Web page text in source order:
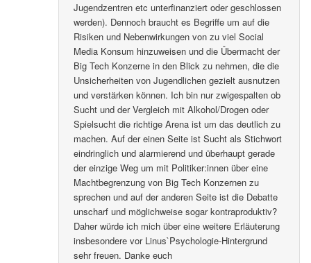
Jugendzentren etc unterfinanziert oder geschlossen
werden). Dennoch braucht es Begriffe um auf die
Risiken und Nebenwirkungen von zu viel Social
Media Konsum hinzuweisen und die Übermacht der
Big Tech Konzerne in den Blick zu nehmen, die die
Unsicherheiten von Jugendlichen gezielt ausnutzen
und verstärken können. Ich bin nur zwigespalten ob
Sucht und der Vergleich mit Alkohol/Drogen oder
Spielsucht die richtige Arena ist um das deutlich zu
machen. Auf der einen Seite ist Sucht als Stichwort
eindringlich und alarmierend und überhaupt gerade
der einzige Weg um mit Politiker:innen über eine
Machtbegrenzung von Big Tech Konzernen zu
sprechen und auf der anderen Seite ist die Debatte
unscharf und möglichweise sogar kontraproduktiv?
Daher würde ich mich über eine weitere Erläuterung
insbesondere vor Linus`Psychologie-Hintergrund
sehr freuen. Danke euch